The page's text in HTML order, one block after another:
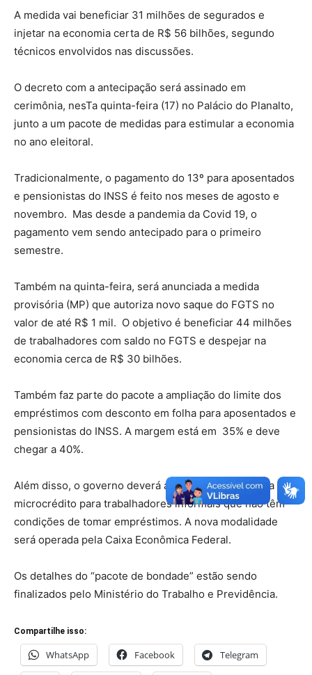
A medida vai beneficiar 31 milhões de segurados e
injetar na economia certa de R$ 56 bilhões, segundo
técnicos envolvidos nas discussões.
O decreto com a antecipação será assinado em
cerimônia, nesTa quinta-feira (17) no Palácio do Planalto,
junto a um pacote de medidas para estimular a economia
no ano eleitoral.
Tradicionalmente, o pagamento do 13º para aposentados
e pensionistas do INSS é feito nos meses de agosto e
novembro. Mas desde a pandemia da Covid 19, o
pagamento vem sendo antecipado para o primeiro
semestre.
Também na quinta-feira, será anunciada a medida
provisória (MP) que autoriza novo saque do FGTS no
valor de até R$ 1 mil. O objetivo é beneficiar 44 milhões
de trabalhadores com saldo no FGTS e despejar na
economia cerca de R$ 30 bilhões.
Também faz parte do pacote a ampliação do limite dos
empréstimos com desconto em folha para aposentados e
pensionistas do INSS. A margem está em 35% e deve
chegar a 40%.
Além disso, o governo deverá anunciar um programa de
microcrédito para trabalhadores informais que não têm
condições de tomar empréstimos. A nova modalidade
será operada pela Caixa Econômica Federal.
Os detalhes do “pacote de bondade” estão sendo
finalizados pelo Ministério do Trabalho e Previdência.
Compartilhe isso:
WhatsApp Facebook Telegram